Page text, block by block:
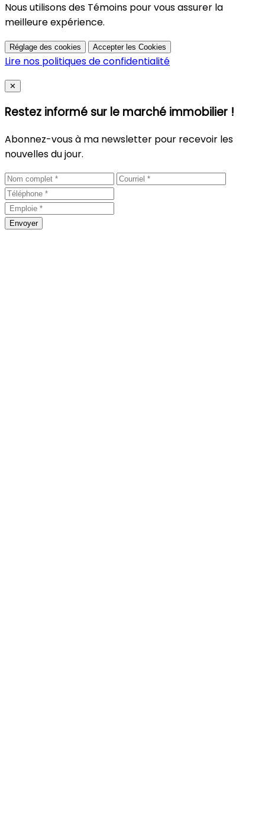
Nous utilisons des Témoins pour vous assurer la
meilleure expérience.
Réglage des cookies Accepter les Cookies
Lire nos politiques de confidentialité
Close
✕
Restez informé sur le marché immobilier !
Abonnez-vous à ma newsletter pour recevoir les
nouvelles du jour.
Envoyer